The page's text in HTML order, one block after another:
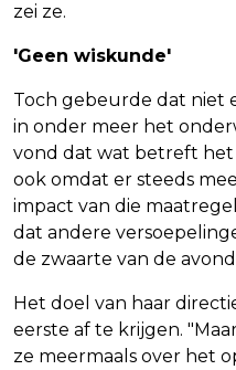
zei ze.
'Geen wiskunde'
Toch gebeurde dat niet
in onder meer het
vond dat wat betreft het
ook omdat er steeds
impact van die
dat andere
de zwaarte van de
Het doel van haar
eerste af te krijgen.
ze meermaals over het